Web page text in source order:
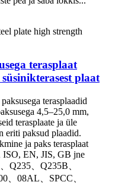
terasplaat
plaat
terasplaadid
4,5–25,0 mm,
terasplaate ja üle
eriti paksud plaadid.
ja paks terasplaat
EN, JIS, GB jne
Q235、Q235B、
、08AL、SPCC、